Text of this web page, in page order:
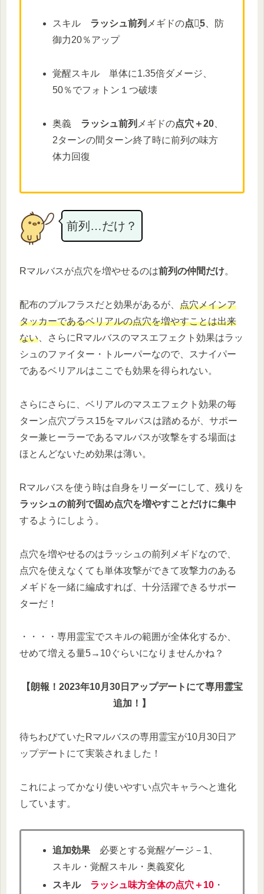
スキル ラッシュ前列 メギドの点穴̟5 、防
御力20％アップ
覚醒スキル 単体に1.35倍ダメージ、
50％でフォトン１つ破壊
奥義 ラッシュ前列 メギドの点穴＋20
2ターンの間ターン終了時に前列の味方
体力回復
前列…だけ？
Rマルバスが点穴を増やせるのは前列の仲間だけ。
配布のプルフラスだと効果があるが、 点穴メインア
タッカーであるベリアルの点穴を増やすことは出来
ない 、さらにRマルバスのマスエフェクト効果はラッ
シュのファイター・トルーパーなので、スナイパー
であるベリアルはここでも効果を得られない。
さらにさらに、ベリアルのマスエフェクト効果の毎
ターン点穴プラス15をマルバスは踏めるが、サポー
ター兼ヒーラーであるマルバスが攻撃をする場面は
ほとんどないため効果は薄い。
Rマルバスを使う時は自身をリーダーにして、残りを
ラッシュの前列で固め点穴を増やすことだけに集中
するようにしよう。
点穴を増やせるのはラッシュの前列メギドなので、
点穴を使えなくても単体攻撃ができて攻撃力のある
メギドを一緒に編成すれば、十分活躍できるサポー
ターだ！
・・・・専用霊宝でスキルの範囲が全体化するか、
せめて増える量5→10ぐらいになりませんかね？
【朗報！2023年10月30日アップデートにて専用霊宝
追加！】
待ちわびていたRマルバスの専用霊宝が10月30日ア
ップデートにて実装されました！
これによってかなり使いやすい点穴キャラへと進化
しています。
追加効果 必要とする覚醒ゲージ－1、
スキル・覚醒スキル・奥義変化
スキル
ラッシュ味方全体の点穴＋10 ・